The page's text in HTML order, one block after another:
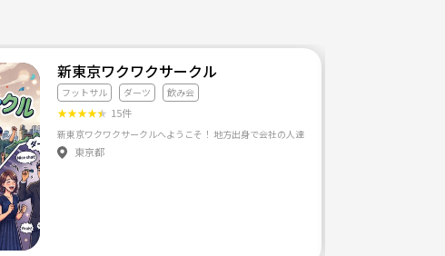
新東京ワクワクサークル
フットサル ダーツ 飲み会
★★★★★ 15件
東京都